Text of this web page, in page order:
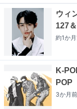
ウィ
127
約1か月
K-
POP
3か月前